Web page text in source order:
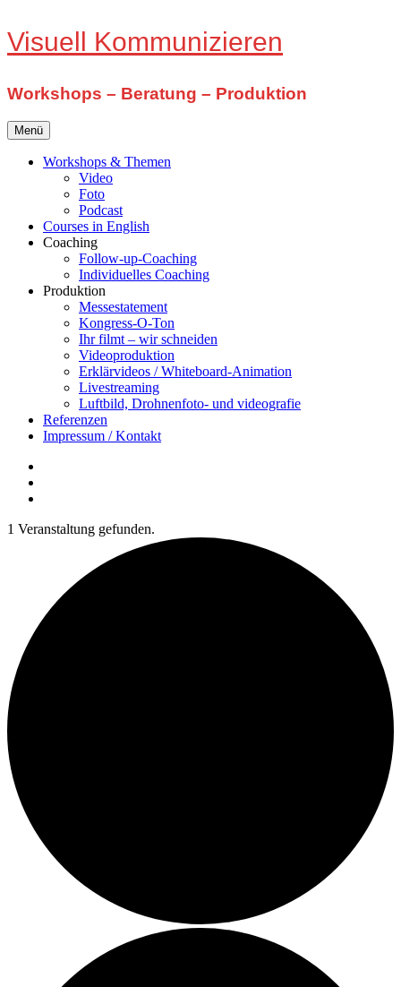
Zum
Inhalt
Visuell Kommunizieren
Workshops – Beratung – Produktion
Menü
Workshops & Themen
Video
Foto
Podcast
Courses in English
Coaching
Follow-up-Coaching
Individuelles Coaching
Produktion
Messestatement
Kongress-O-Ton
Ihr filmt – wir schneiden
Videoproduktion
Erklärvideos / Whiteboard-Animation
Livestreaming
Luftbild, Drohnenfoto- und videografie
Referenzen
Impressum / Kontakt
1 Veranstaltung gefunden.